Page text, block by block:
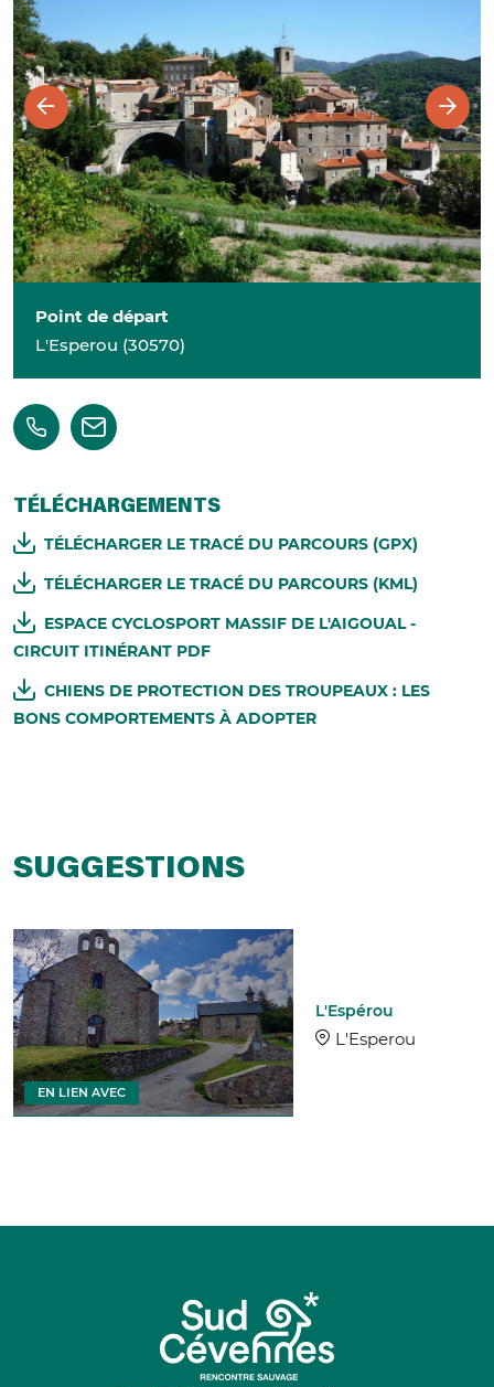
Point de départ
L'Esperou (30570)
TÉLÉCHARGEMENTS
TÉLÉCHARGER LE TRACÉ DU PARCOURS (GPX)
TÉLÉCHARGER LE TRACÉ DU PARCOURS (KML)
ESPACE CYCLOSPORT MASSIF DE L'AIGOUAL -
CIRCUIT ITINÉRANT PDF
CHIENS DE PROTECTION DES TROUPEAUX : LES
BONS COMPORTEMENTS À ADOPTER
SUGGESTIONS
L'Espérou
L'Esperou
EN LIEN AVEC